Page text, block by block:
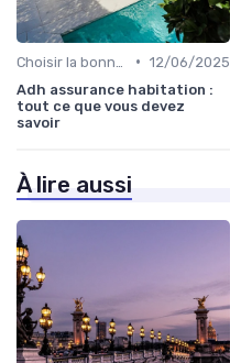
• 12/06/2025
Adh assurance habitation :
tout ce que vous devez
savoir
À lire aussi